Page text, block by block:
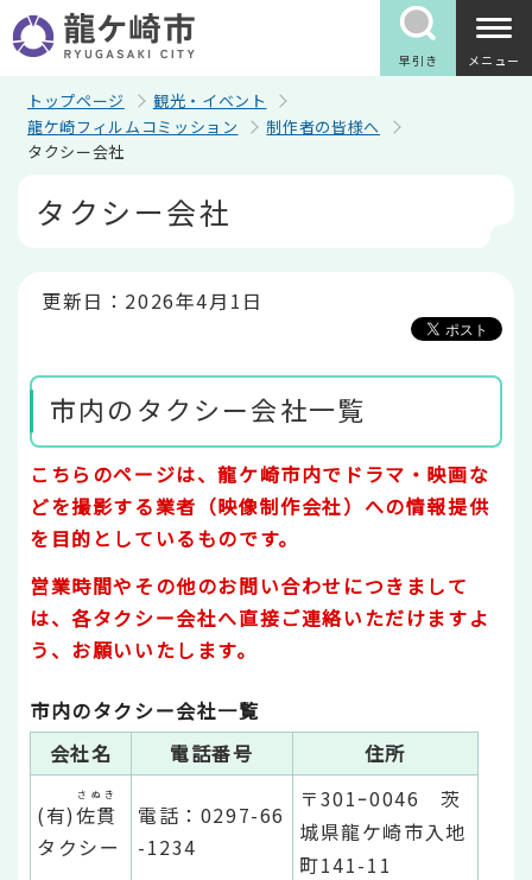
の
ペ
早引き メニュー
トップページ
観光・イベント
龍ケ崎フィルムコミッション
制作者の皆様へ
タクシー会社
タクシー会社
更新日：2026年4月1日
市内のタクシー会社一覧
こちらのページは、龍ケ崎市内でドラマ・映画な
どを撮影する業者（映像制作会社）への情報提供
を目的としているものです。
営業時間やその他のお問い合わせにつきまして
は、各タクシー会社へ直接ご連絡いただけますよ
う、お願いいたします。
会社名 電話番号 住所
市内のタクシー会社一覧
(有)佐貫
さぬき
タクシー
電話：0297-66
-1234
〒301ｰ0046 茨
城県龍ケ崎市入地
町141-11